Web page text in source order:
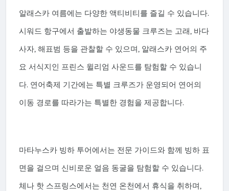
알래스카 여름에는 다양한 액티비티를 즐길 수 있습니다.
시워드 항구에서 출발하는 야생동물 크루즈는 고래, 바다
사자, 해표범 등을 관찰할 수 있으며, 알래스카 연어의 주
요 서식지인 프린스 윌리엄 사운드를 탐험할 수 있습니
다. 연어축제 기간에는 특별 크루즈가 운영되어 연어의
이동 경로를 따라가는 특별한 경험을 제공합니다.
마타누스카 빙하 투어에서는 전문 가이드와 함께 빙하 표
면을 걸으며 신비로운 얼음 동굴을 탐험할 수 있습니다.
체나 핫 스프링스에서는 천연 온천에서 휴식을 취하며,